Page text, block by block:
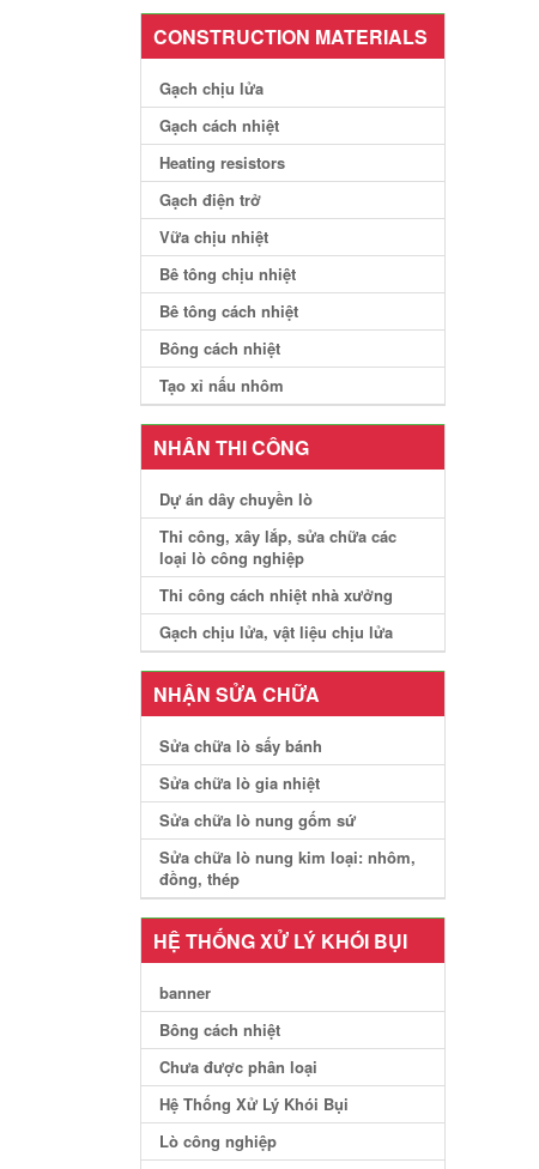
CONSTRUCTION MATERIALS
Gạch chịu lửa
Gạch cách nhiệt
Heating resistors
Gạch điện trở
Vữa chịu nhiệt
Bê tông chịu nhiệt
Bê tông cách nhiệt
Bông cách nhiệt
Tạo xỉ nấu nhôm
NHÂN THI CÔNG
Dự án dây chuyền lò
Thi công, xây lắp, sửa chữa các
loại lò công nghiệp
Thi công cách nhiệt nhà xưởng
Gạch chịu lửa, vật liệu chịu lửa
NHẬN SỬA CHỮA
Sửa chữa lò sấy bánh
Sửa chữa lò gia nhiệt
Sửa chữa lò nung gốm sứ
Sửa chữa lò nung kim loại: nhôm,
đồng, thép
HỆ THỐNG XỬ LÝ KHÓI BỤI
banner
Bông cách nhiệt
Chưa được phân loại
Hệ Thống Xử Lý Khói Bụi
Lò công nghiệp